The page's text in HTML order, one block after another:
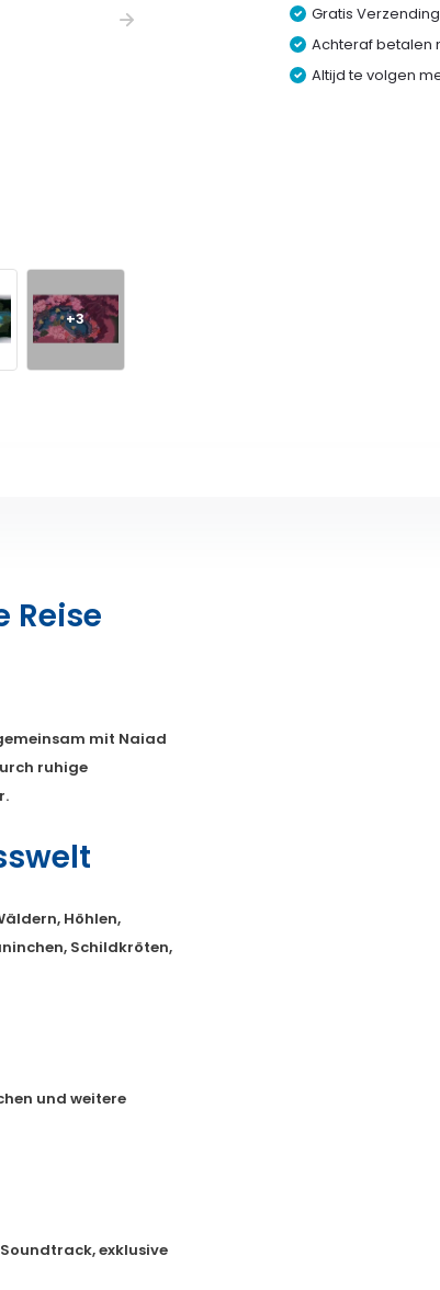
+3
Gratis
Achteraf betalen
Altijd te volgen
Reise
mit Naiad
ruhige
Höhlen,
Schildkröten,
und weitere
exklusive